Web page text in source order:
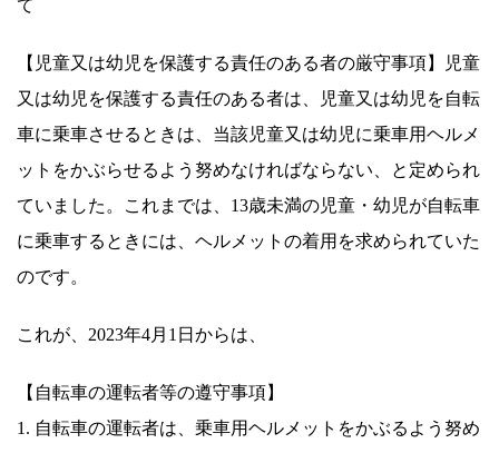
て
【児童又は幼児を保護する責任のある者の厳守事項】児童
又は幼児を保護する責任のある者は、児童又は幼児を自転
車に乗車させるときは、当該児童又は幼児に乗車用ヘルメ
ットをかぶらせるよう努めなければならない、と定められ
ていました。これまでは、13歳未満の児童・幼児が自転車
に乗車するときには、ヘルメットの着用を求められていた
のです。
これが、2023年4月1日からは、
【自転車の運転者等の遵守事項】
1. 自転車の運転者は、乗車用ヘルメットをかぶるよう努め